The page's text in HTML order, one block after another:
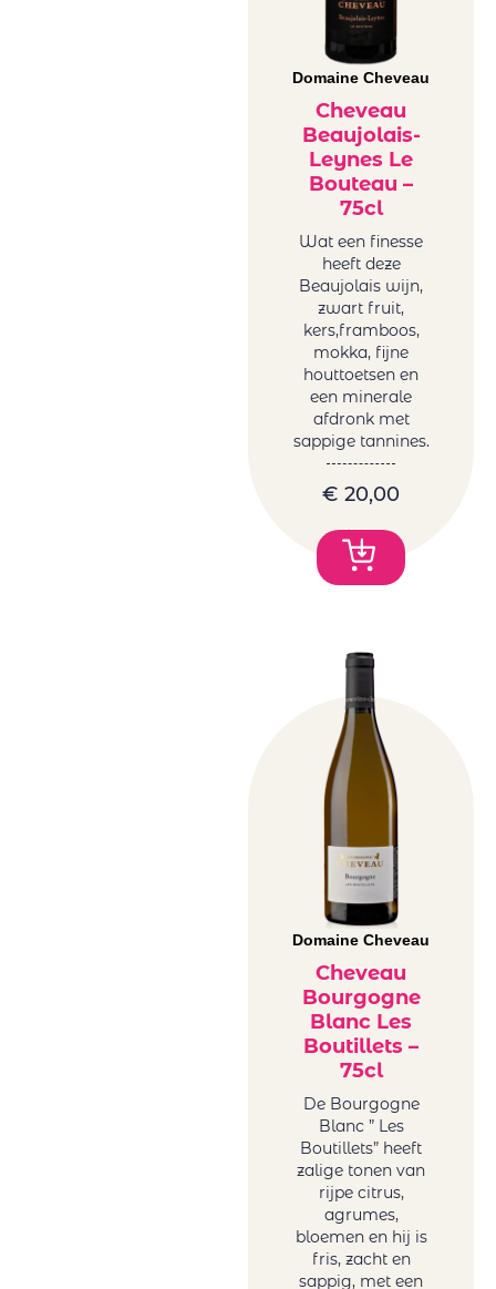
Domaine Cheveau
Cheveau
Beaujolais-
Leynes Le
Bouteau –
75cl
Wat een finesse
heeft deze
Beaujolais wijn,
zwart fruit,
kers,framboos,
mokka, fijne
houttoetsen en
een minerale
afdronk met
sappige tannines.
€ 20,00
Domaine Cheveau
Cheveau
Bourgogne
Blanc Les
Boutillets –
75cl
De Bourgogne
Blanc ” Les
Boutillets” heeft
zalige tonen van
rijpe citrus,
agrumes,
bloemen en hij is
fris, zacht en
sappig, met een